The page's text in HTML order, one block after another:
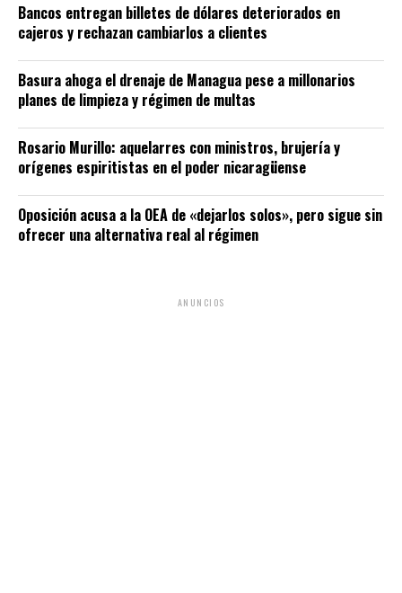
Bancos entregan billetes de dólares deteriorados en
cajeros y rechazan cambiarlos a clientes
Basura ahoga el drenaje de Managua pese a millonarios
planes de limpieza y régimen de multas
Rosario Murillo: aquelarres con ministros, brujería y
orígenes espiritistas en el poder nicaragüense
Oposición acusa a la OEA de «dejarlos solos», pero sigue sin
ofrecer una alternativa real al régimen
ANUNCIOS